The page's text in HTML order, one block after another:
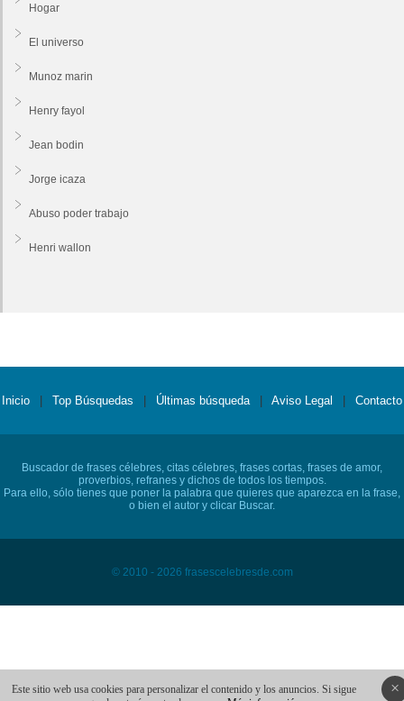
Hogar
El universo
Munoz marin
Henry fayol
Jean bodin
Jorge icaza
Abuso poder trabajo
Henri wallon
Inicio Top Búsquedas Últimas búsqueda Aviso Legal Contacto
Buscador de frases célebres, citas célebres, frases cortas, frases de amor,
proverbios, refranes y dichos de todos los tiempos.
Para ello, sólo tienes que poner la palabra que quieres que aparezca en la frase,
o bien el autor y clicar Buscar.
© 2010 - 2026 frasescelebresde.com
×
Este sitio web usa cookies para personalizar el contenido y los anuncios. Si sigue